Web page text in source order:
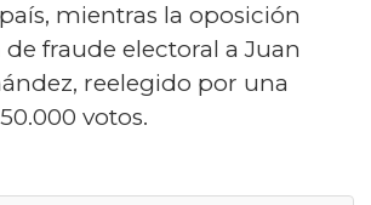
mientras la oposición
fraude electoral a Juan
reelegido por una
votos.